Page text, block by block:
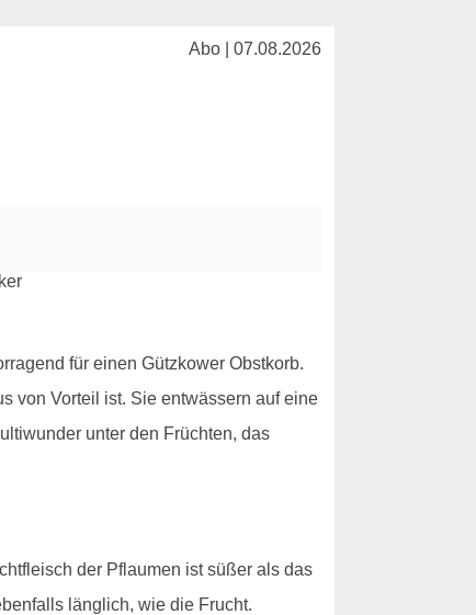
Abo | 07.08.2026
für einen Gützkower Obstkorb.
von Vorteil ist. Sie entwässern auf eine
unter den Früchten, das
der Pflaumen ist süßer als das
länglich, wie die Frucht.